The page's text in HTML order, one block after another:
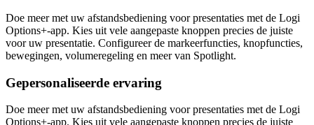
Doe meer met uw afstandsbediening voor presentaties met de Logi
Options+-app. Kies uit vele aangepaste knoppen precies de juiste
voor uw presentatie. Configureer de markeerfuncties, knopfuncties,
bewegingen, volumeregeling en meer van Spotlight.
Gepersonaliseerde ervaring
Doe meer met uw afstandsbediening voor presentaties met de Logi
Options+-app. Kies uit vele aangepaste knoppen precies de juiste